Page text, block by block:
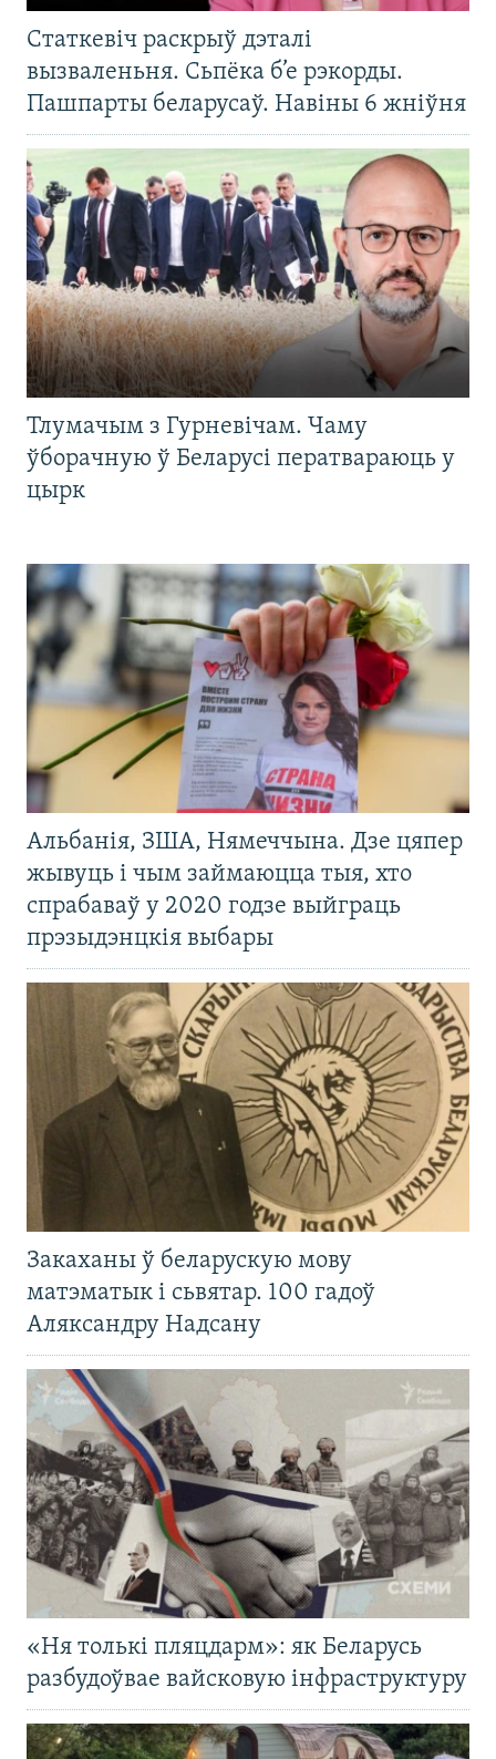
Статкевіч раскрыў дэталі
вызваленьня. Сьпёка б’е рэкорды.
Пашпарты беларусаў. Навіны 6 жніўня
Тлумачым з Гурневічам. Чаму
ўборачную ў Беларусі ператвараюць у
цырк
Альбанія, ЗША, Нямеччына. Дзе цяпер
жывуць і чым займаюцца тыя, хто
спрабаваў у 2020 годзе выйграць
прэзыдэнцкія выбары
Закаханы ў беларускую мову
матэматык і сьвятар. 100 гадоў
Аляксандру Надсану
«Ня толькі пляцдарм»: як Беларусь
разбудоўвае вайсковую інфраструктуру